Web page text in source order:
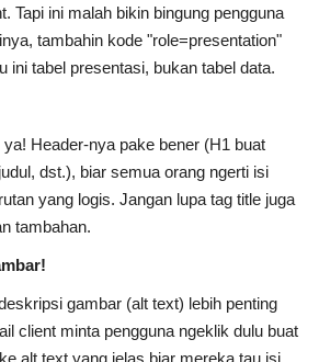
Tapi ini malah bikin bingung pengguna
tambahin kode "role=presentation"
ini tabel presentasi, bukan tabel data.
Header-nya pake bener (H1 buat
dst.), biar semua orang ngerti isi
yang logis. Jangan lupa tag title juga
tambahan.
gambar (alt text) lebih penting
client minta pengguna ngeklik dulu buat